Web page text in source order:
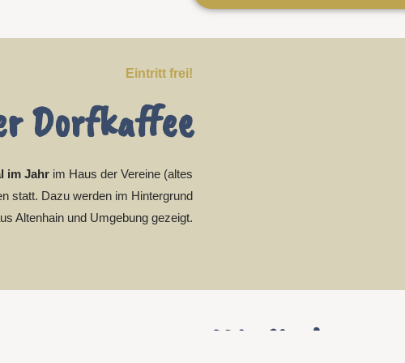
Eintritt frei!
Dorfkaffee
im Jahrim Haus der Vereine (altes
statt. Dazu werden im Hintergrund
Altenhain und Umgebung gezeigt.